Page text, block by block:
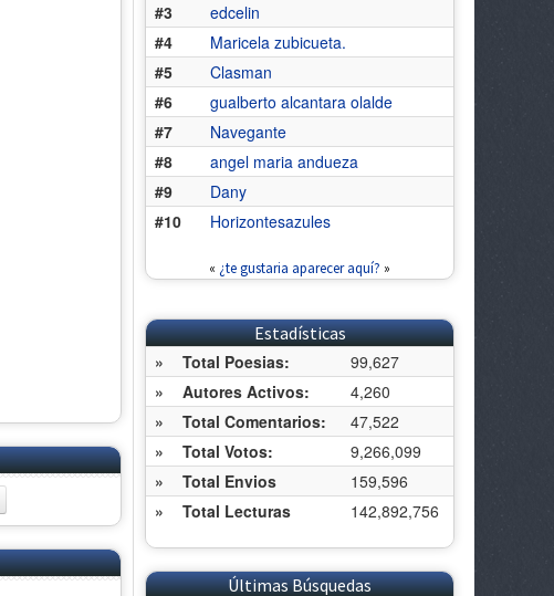
#3
edcelin
#4
Maricela zubicueta.
#5
Clasman
#6
gualberto alcantara olalde
#7
Navegante
#8
angel maria andueza
#9
Dany
#10
Horizontesazules
« ¿te gustaria aparecer aquí? »
Estadísticas
»
Total Poesias:
99,627
»
Autores Activos:
4,260
»
Total Comentarios:
47,522
»
Total Votos:
9,266,099
»
Total Envios
159,596
»
Total Lecturas 142,892,756
Últimas Búsquedas